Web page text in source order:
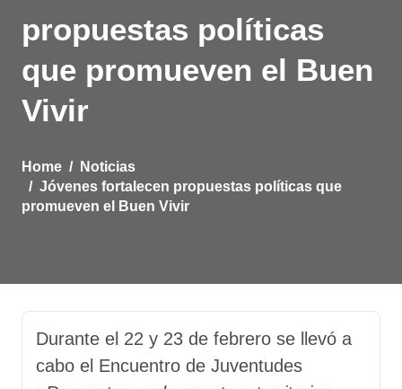
propuestas políticas
que promueven el Buen
Vivir
Home
Noticias
Jóvenes fortalecen propuestas políticas que
promueven el Buen Vivir
Durante el 22 y 23 de febrero se llevó a
cabo el Encuentro de Juventudes